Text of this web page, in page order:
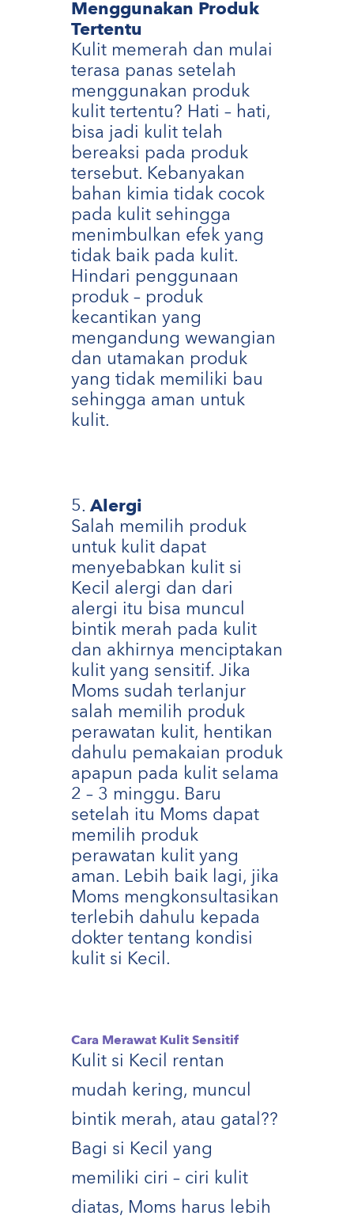
Menggunakan Produk
Tertentu
Kulit memerah dan mulai
terasa panas setelah
menggunakan produk
kulit tertentu? Hati – hati,
bisa jadi kulit telah
bereaksi pada produk
tersebut. Kebanyakan
bahan kimia tidak cocok
pada kulit sehingga
menimbulkan efek yang
tidak baik pada kulit.
Hindari penggunaan
produk – produk
kecantikan yang
mengandung wewangian
dan utamakan produk
yang tidak memiliki bau
sehingga aman untuk
kulit.
Alergi
Salah memilih produk
untuk kulit dapat
menyebabkan kulit si
Kecil alergi dan dari
alergi itu bisa muncul
bintik merah pada kulit
dan akhirnya menciptakan
kulit yang sensitif. Jika
Moms sudah terlanjur
salah memilih produk
perawatan kulit, hentikan
dahulu pemakaian produk
apapun pada kulit selama
2 – 3 minggu. Baru
setelah itu Moms dapat
memilih produk
perawatan kulit yang
aman. Lebih baik lagi, jika
Moms mengkonsultasikan
terlebih dahulu kepada
dokter tentang kondisi
kulit si Kecil.
Cara Merawat Kulit Sensitif
Kulit si Kecil rentan
mudah kering, muncul
bintik merah, atau gatal??
Bagi si Kecil yang
memiliki ciri – ciri kulit
diatas, Moms harus lebih